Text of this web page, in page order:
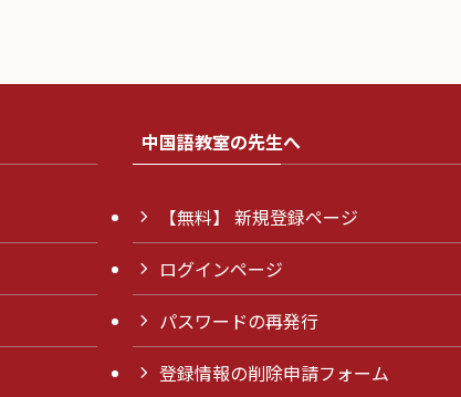
中国語教室の先生へ
【無料】 新規登録ページ
ログインページ
パスワードの再発行
登録情報の削除申請フォーム